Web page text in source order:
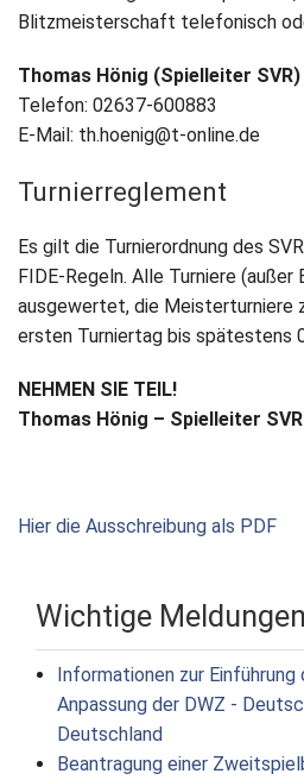
Blitzmeisterschaft telefonisch
Thomas Hönig (Spielleiter SVR)
Telefon: 02637-600883
E-Mail: th.hoenig@t-online.de
Turnierreglement
Es gilt die Turnierordnung des
FIDE-Regeln. Alle Turniere
ausgewertet, die Meisterturniere
ersten Turniertag bis spätestens
NEHMEN SIE TEIL!
Thomas Hönig – Spielleiter SVR
Hier die Ausschreibung als PDF
Wichtige Meldungen
Informationen zur
Anpassung der DWZ -
Deutschland
Beantragung einer